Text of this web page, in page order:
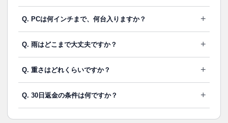
Q. PCは何インチまで、何台入りますか？ +
Q. 雨はどこまで大丈夫ですか？ +
Q. 重さはどれくらいですか？ +
Q. 30日返金の条件は何ですか？ +